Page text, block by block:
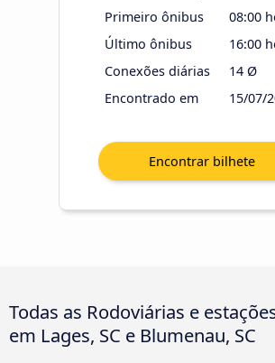
Primeiro ônibus
08:00
Último ônibus
16:00
Conexões diárias
14 Ø
Encontrado em
15/07/
Todas as Rodoviárias e
em Lages, SC e Blumenau, SC